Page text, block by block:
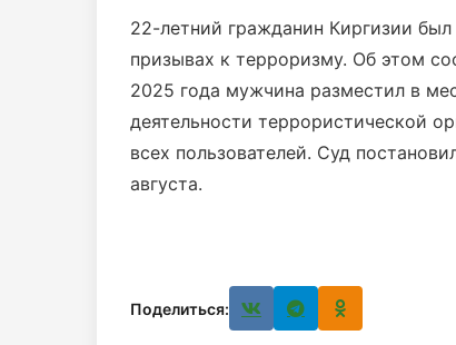
22-летний гражданин Киргизии
призывах к терроризму. Об этом
2025 года мужчина разместил в
деятельности террористической
всех пользователей. Суд
августа.
Поделиться: